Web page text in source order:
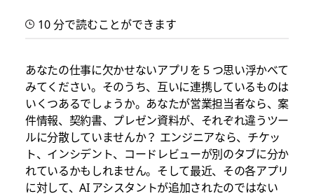
マルチプレイヤー型の働き方
アントが登場
20 を超えるパートナーアプリが、Slackbot や共有チャンネルと
連携するようになりました
Slack チーム一同作成
2026年6月17日
10 分で読むことができます
あなたの仕事に欠かせないアプリを 5 つ思い浮かべて
みてください。そのうち、互いに連携しているものは
いくつあるでしょうか。あなたが営業担当者なら、案
件情報、契約書、プレゼン資料が、それぞれ違うツー
ルに分散していませんか？ エンジニアなら、チケッ
ト、インシデント、コードレビューが別のタブに分か
れているかもしれません。そして最近、その各アプリ
に対して、AI アシスタントが追加されたのではない